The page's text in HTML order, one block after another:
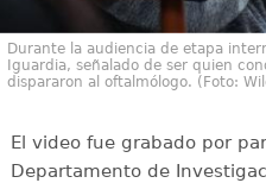
Durante la audiencia de etapa
Iguardia, señalado de ser quien
dispararon al oftalmólogo. (Foto:
El video fue grabado por
Departamento de